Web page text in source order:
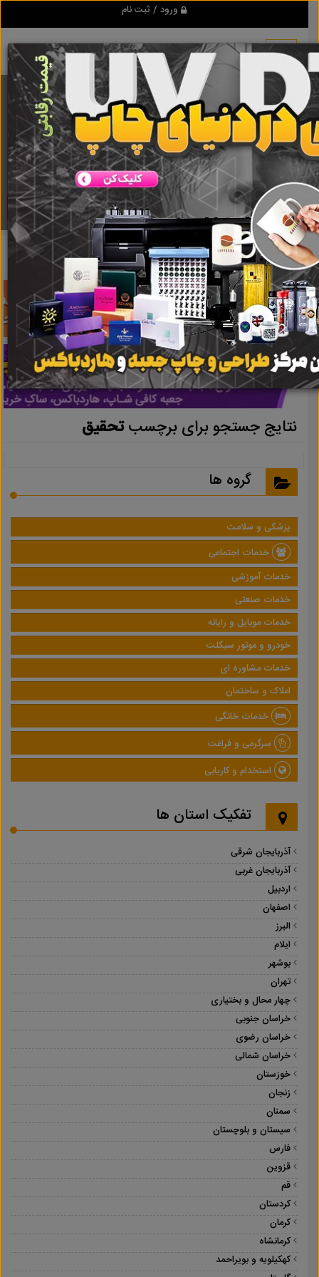
ورود / ثبت نام
برنامه اندروید تبلیغ شو
مرجع نیازمندیها و تبلیغات اینترنتی
دانلود
تبلیغ شو تحقیق نتایج جستجو برای برچسبتحقیق
نتایج جستجو برای برچسبتحقیق
گروه ها
پزشکی و سلامت
خدمات اجتماعی
خدمات آموزشی
خدمات صنعتی
خدمات موبایل و رایانه
خودرو و موتور سیکلت
خدمات مشاوره ای
املاک و ساختمان
خدمات خانگی
سرگرمی و فراغت
استخدام و کاریابی
تفکیک استان ها
آذربایجان شرقی
آذربایجان غربی
اردبیل
اصفهان
البرز
ایلام
بوشهر
تهران
چهار محال و بختیاری
خراسان جنوبی
خراسان رضوی
خراسان شمالی
خوزستان
زنجان
سمنان
سیستان و بلوچستان
فارس
قزوین
قم
کردستان
کرمان
کرمانشاه
کهکیلویه و بویراحمد